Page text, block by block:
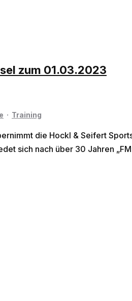
zum 01.03.2023
· Training
die Hockl & Seifert
sich nach über 30 Jahren